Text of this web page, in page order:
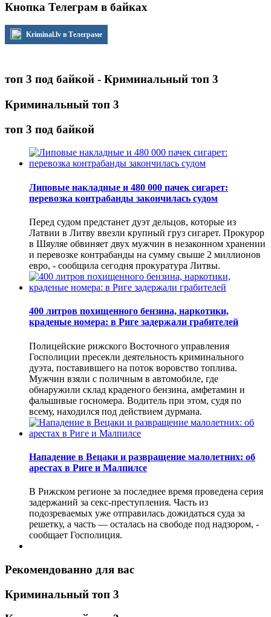
Кнопка Телеграм в байках
Kriminal.lv в Телеграме
топ 3 под байкой - Криминальный топ 3
Криминальный топ 3
топ 3 под байкой
Липовые накладные и 480 000 пачек сигарет:
перевозка контрабанды закончилась судом
Перед судом предстанет дуэт дельцов, которые из
Латвии в Литву ввезли крупный груз сигарет. Прокурор
в Шяуляе обвиняет двух мужчин в незаконном хранении
и перевозке контрабанды на сумму свыше 2 миллионов
евро, - сообщила сегодня прокуратура Литвы.
400 литров похищенного бензина, наркотики,
краденые номера: в Риге задержали грабителей
Полицейские рижского Восточного управления
Госполиции пресекли деятельность криминального
дуэта, поставившего на поток воровство топлива.
Мужчин взяли с поличным в автомобиле, где
обнаружили склад краденого бензина, амфетамин и
фальшивые госномера. Водитель при этом, судя по
всему, находился под действием дурмана.
Нападение в Вецаки и развращение малолетних: об
арестах в Риге и Малпилсе
В Рижском регионе за последнее время проведена серия
задержаний за секс-преступления. Часть из
подозреваемых уже отправилась дожидаться суда за
решетку, а часть — осталась на свободе под надзором, -
сообщает Госполиция.
Рекомендованно для вас
Криминальный топ 3